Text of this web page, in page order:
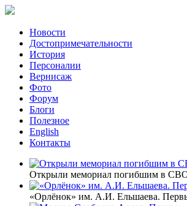
Новости
Достопримечательности
История
Персоналии
Вернисаж
Фото
Форум
Блоги
Полезное
English
Контакты
Открыли мемориал погибшим в
«Орлёнок» им. А.И. Ельшаева.